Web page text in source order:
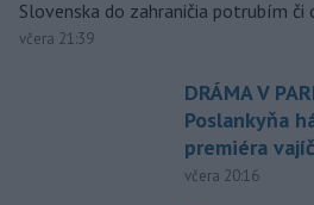
Slovenska do zahraničia potrubím či
včera 21:39
DRÁMA V
Poslankyňa
premiéra
včera 20:16